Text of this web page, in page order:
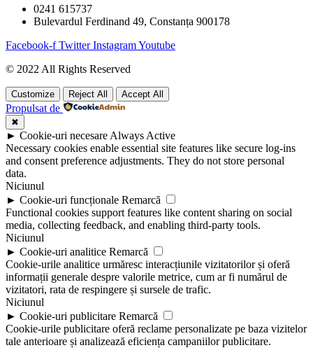
0241 615737
Bulevardul Ferdinand 49, Constanța 900178
Facebook-f Twitter InstagramYoutube
© 2022 All Rights Reserved
Customize Reject All Accept All
Propulsat de
✖
► Cookie-uri necesare Always Active
Necessary cookies enable essential site features like secure log-ins
and consent preference adjustments. They do not store personal
data.
Niciunul
► Cookie-uri funcționale Remarcă
Functional cookies support features like content sharing on social
media, collecting feedback, and enabling third-party tools.
Niciunul
► Cookie-uri analitice Remarcă
Cookie-urile analitice urmăresc interacțiunile vizitatorilor și oferă
informații generale despre valorile metrice, cum ar fi numărul de
vizitatori, rata de respingere și sursele de trafic.
Niciunul
► Cookie-uri publicitare Remarcă
Cookie-urile publicitare oferă reclame personalizate pe baza vizitelor
tale anterioare și analizează eficiența campaniilor publicitare.